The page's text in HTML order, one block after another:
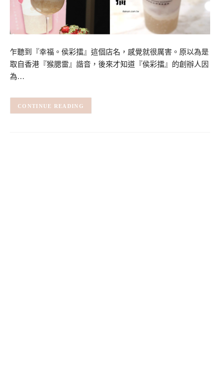
乍聽到『幸福。侯彩擂』這個店名，感覺就很厲害。原以為是
取自香港『猴腮雷』諧音，後來才知道『侯彩擂』的創辦人因
為…
CONTINUE READING